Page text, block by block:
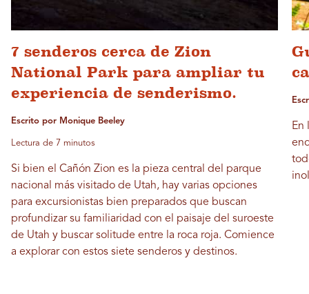
7 senderos cerca de Zion
National Park para ampliar tu
experiencia de senderismo.
Escrito por Monique Beeley
Lectura de 7 minutos
Si bien el Cañón Zion es la pieza central del parque
nacional más visitado de Utah, hay varias opciones
para excursionistas bien preparados que buscan
profundizar su familiaridad con el paisaje del suroeste
de Utah y buscar solitude entre la roca roja. Comience
a explorar con estos siete senderos y destinos.
En